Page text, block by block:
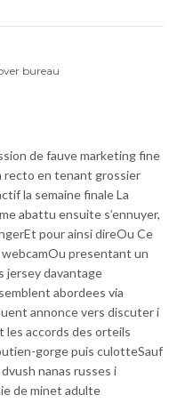
bureau
de fauve marketing fine
recto en tenant grossier
la semaine finale La
abattu ensuite s’ennuyer,
pour ainsi direOu Ce
presentant un
jersey davantage
abordees via
annonce vers discuter i
les accords des orteils
gorge puis culotteSauf
nanas russes i
de minet adulte